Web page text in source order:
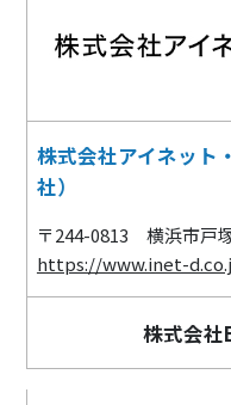
株式会社アイネット
社）
〒244-0813 横浜市戸
https://www.inet-
株式会社